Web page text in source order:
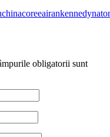
chinacoreeairankennedynato
obligatorii sunt